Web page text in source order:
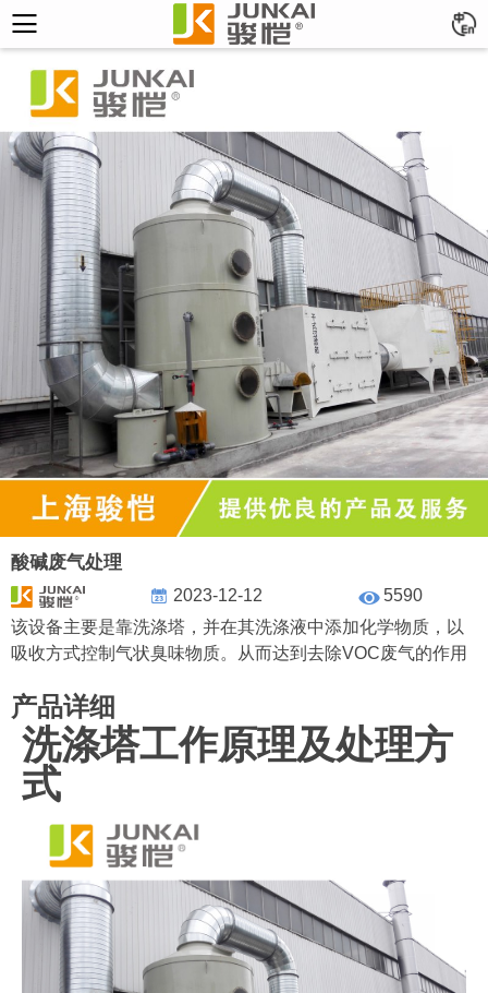
酸碱废气处理
2023-12-12
5590
该设备主要是靠洗涤塔，并在其洗涤液中添加化学物质，以
吸收方式控制气状臭味物质。从而达到去除VOC废气的作用
产品详细
洗涤塔工作原理及处理方
式